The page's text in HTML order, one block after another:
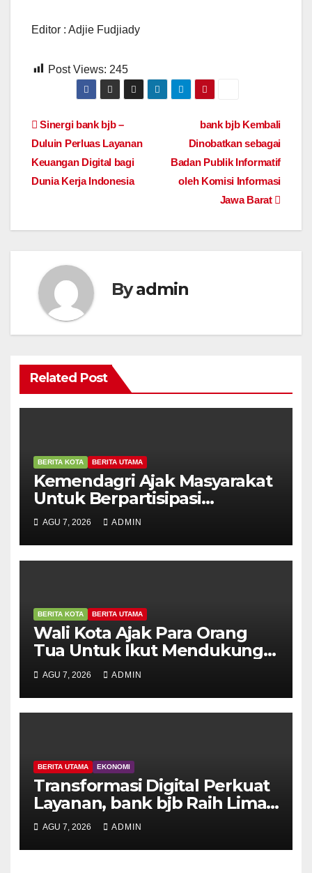
Editor : Adjie Fudjiady
Post Views: 245
Navigasi
pos
bank bjb Kembali
Dinobatkan sebagai
Badan Publik Informatif
oleh Komisi Informasi
Jawa Barat
Sinergi bank bjb –
Duluin Perluas Layanan
Keuangan Digital bagi
Dunia Kerja Indonesia
Byadmin
Related Post
BERITA KOTA BERITA UTAMA
Kemendagri Ajak Masyarakat
Untuk Berpartisipasi
Menyemarakkan Peringatan
HUT ke – 81
AGU 7, 2026 ADMIN
BERITA KOTA BERITA UTAMA
Wali Kota Ajak Para Orang
Tua Untuk Ikut Mendukung
Pelaksanaan BIAS
AGU 7, 2026 ADMIN
BERITA UTAMA EKONOMI
Transformasi Digital Perkuat
Layanan, bank bjb Raih Lima
Titanium Awards pada PRIMA
Awards 2026
AGU 7, 2026 ADMIN